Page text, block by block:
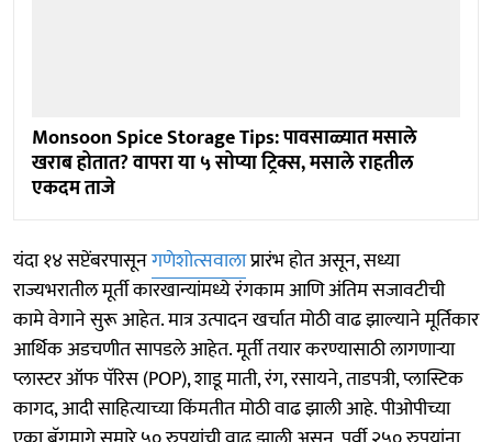
Monsoon Spice Storage Tips: पावसाळ्यात मसाले
खराब होतात? वापरा या ५ सोप्या ट्रिक्स, मसाले राहतील
एकदम ताजे
यंदा १४ सप्टेंबरपासूनगणेशोत्सवालाप्रारंभ होत असून, सध्या
राज्यभरातील मूर्ती कारखान्यांमध्ये रंगकाम आणि अंतिम सजावटीची
कामे वेगाने सुरू आहेत. मात्र उत्पादन खर्चात मोठी वाढ झाल्याने मूर्तिकार
आर्थिक अडचणीत सापडले आहेत. मूर्ती तयार करण्यासाठी लागणाऱ्या
प्लास्टर ऑफ पॅरिस (POP), शाडू माती, रंग, रसायने, ताडपत्री, प्लास्टिक
कागद, आदी साहित्याच्या किंमतीत मोठी वाढ झाली आहे. पीओपीच्या